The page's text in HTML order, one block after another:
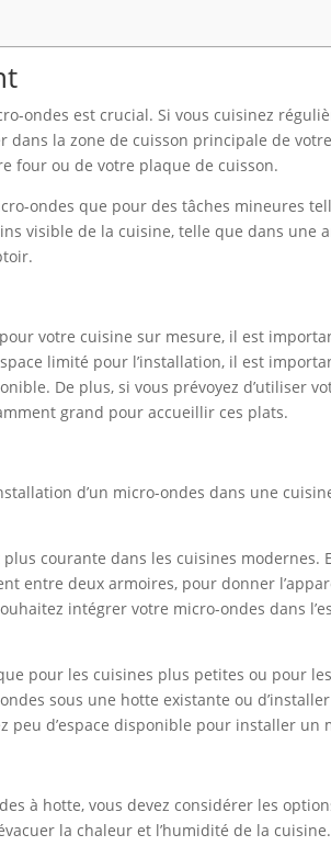
ondes est crucial. Si vous cuisinez
dans la zone de cuisson principale de
four ou de votre plaque de cuisson.
ondes que pour des tâches mineures
visible de la cuisine, telle que dans une
votre cuisine sur mesure, il est
limité pour l’installation, il est
De plus, si vous prévoyez d’utiliser
grand pour accueillir ces plats.
d’un micro-ondes dans une
courante dans les cuisines
entre deux armoires, pour donner
intégrer votre micro-ondes dans
pour les cuisines plus petites ou pour
sous une hotte existante ou
peu d’espace disponible pour installer un
à hotte, vous devez considérer les
la chaleur et l’humidité de la